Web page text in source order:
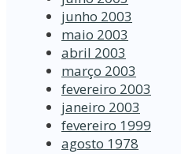
junho 2003
maio 2003
abril 2003
março 2003
fevereiro 2003
janeiro 2003
fevereiro 1999
agosto 1978